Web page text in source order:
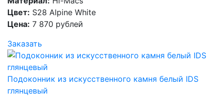
Цвет: S28 Alpine White
Цена: 7 870 рублей
Заказать
Подоконник из искусственного камня белый IDS
глянцевый